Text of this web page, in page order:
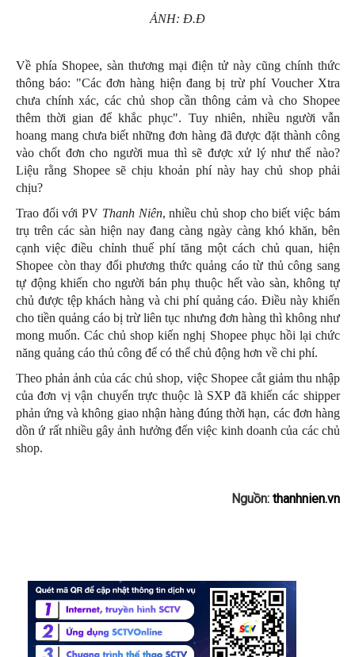
ẢNH: Đ.Đ
Về phía Shopee, sàn thương mại điện tử này cũng chính thức
thông báo: "Các đơn hàng hiện đang bị trừ phí Voucher Xtra
chưa chính xác, các chủ shop cần thông cảm và cho Shopee
thêm thời gian để khắc phục". Tuy nhiên, nhiều người vẫn
hoang mang chưa biết những đơn hàng đã được đặt thành công
vào chốt đơn cho người mua thì sẽ được xử lý như thế nào?
Liệu rằng Shopee sẽ chịu khoản phí này hay chủ shop phải
chịu?
Trao đổi với PV Thanh Niên, nhiều chủ shop cho biết việc bám
trụ trên các sàn hiện nay đang càng ngày càng khó khăn, bên
cạnh việc điều chỉnh thuế phí tăng một cách chủ quan, hiện
Shopee còn thay đổi phương thức quảng cáo từ thủ công sang
tự động khiến cho người bán phụ thuộc hết vào sàn, không tự
chủ được tệp khách hàng và chi phí quảng cáo. Điều này khiến
cho tiền quảng cáo bị trừ liên tục nhưng đơn hàng thì không như
mong muốn. Các chủ shop kiến nghị Shopee phục hồi lại chức
năng quảng cáo thủ công để có thể chủ động hơn về chi phí.
Theo phản ảnh của các chủ shop, việc Shopee cắt giảm thu nhập
của đơn vị vận chuyển trực thuộc là SXP đã khiến các shipper
phản ứng và không giao nhận hàng đúng thời hạn, các đơn hàng
dồn ứ rất nhiều gây ảnh hưởng đến việc kinh doanh của các chủ
shop.
Nguồn: thanhnien.vn